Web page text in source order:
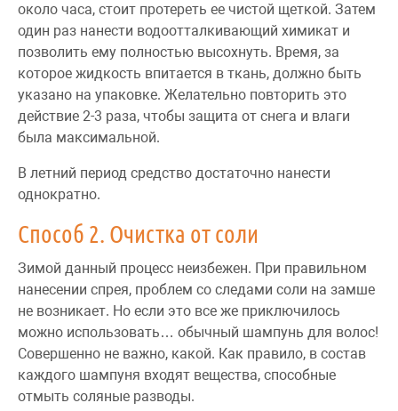
около часа, стоит протереть ее чистой щеткой. Затем
один раз нанести водоотталкивающий химикат и
позволить ему полностью высохнуть. Время, за
которое жидкость впитается в ткань, должно быть
указано на упаковке. Желательно повторить это
действие 2-3 раза, чтобы защита от снега и влаги
была максимальной.
В летний период средство достаточно нанести
однократно.
Способ 2. Очистка от соли
Зимой данный процесс неизбежен. При правильном
нанесении спрея, проблем со следами соли на замше
не возникает. Но если это все же приключилось
можно использовать… обычный шампунь для волос!
Совершенно не важно, какой. Как правило, в состав
каждого шампуня входят вещества, способные
отмыть соляные разводы.